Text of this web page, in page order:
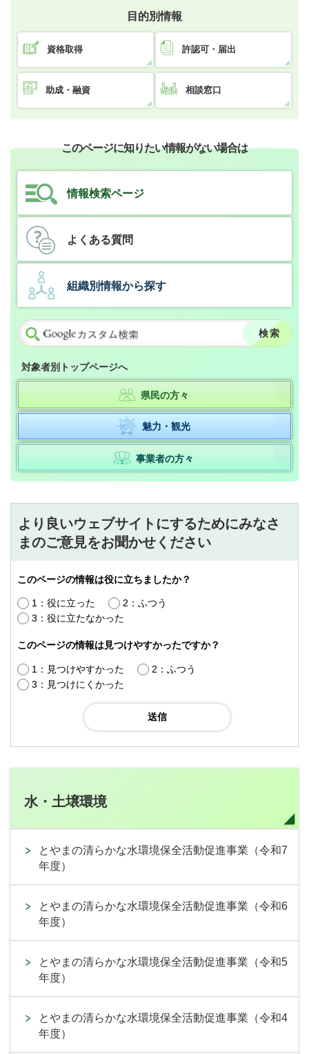
目的別情報
資格取得 許認可・届出
助成・融資 相談窓口
このページに知りたい情報がない場合は
情報検索ページ
よくある質問
組織別情報から探す
対象者別トップページへ
県民の方々
魅力・観光
事業者の方々
より良いウェブサイトにするためにみなさ
まのご意見をお聞かせください
このページの情報は役に立ちましたか？
1：役に立った
2：ふつう
3：役に立たなかった
このページの情報は見つけやすかったですか？
1：見つけやすかった
2：ふつう
3：見つけにくかった
水・土壌環境
とやまの清らかな水環境保全活動促進事業（令和7
年度）
とやまの清らかな水環境保全活動促進事業（令和6
年度）
とやまの清らかな水環境保全活動促進事業（令和5
年度）
とやまの清らかな水環境保全活動促進事業（令和4
年度）